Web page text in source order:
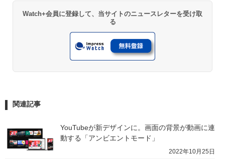
Watch+会員に登録して、当サイトのニュースレターを受け取
る
関連記事
YouTubeが新デザインに。画面の背景が動画に連
動する「アンビエントモード」
2022年10月25日